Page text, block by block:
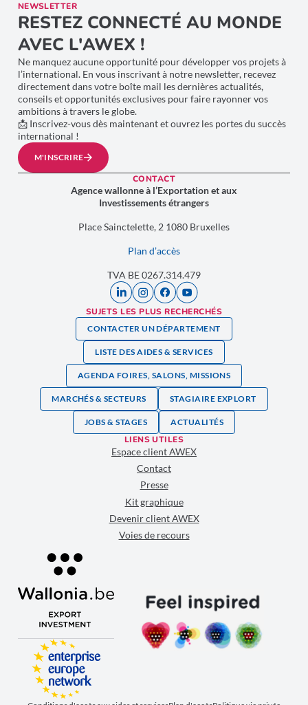
NEWSLETTER
RESTEZ CONNECTÉ AU MONDE
AVEC L'AWEX !
Ne manquez aucune opportunité pour développer vos projets à
l’international. En vous inscrivant à notre newsletter, recevez
directement dans votre boîte mail les dernières actualités,
conseils et opportunités exclusives pour faire rayonner vos
ambitions à travers le globe.
📩 Inscrivez-vous dès maintenant et ouvrez les portes du succès
international !
M'INSCRIRE
CONTACT
Agence wallonne à l’Exportation et aux
Investissements étrangers
Place Sainctelette, 2 1080 Bruxelles
Plan d’accès
TVA BE 0267.314.479
SUJETS LES PLUS RECHERCHÉS
CONTACTER UN DÉPARTEMENT
LISTE DES AIDES & SERVICES
AGENDA FOIRES, SALONS, MISSIONS
MARCHÉS & SECTEURS STAGIAIRE EXPLORT
JOBS & STAGES ACTUALITÉS
LIENS UTILES
Espace client AWEX
Contact
Presse
Kit graphique
Devenir client AWEX
Voies de recours